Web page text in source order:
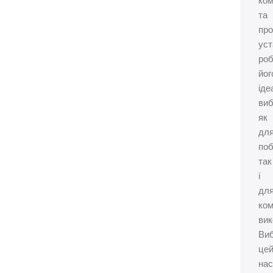
та
як
так
і